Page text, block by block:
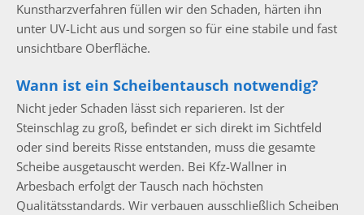
Kunstharzverfahren füllen wir den Schaden, härten ihn
unter UV-Licht aus und sorgen so für eine stabile und fast
unsichtbare Oberfläche.
Wann ist ein Scheibentausch notwendig?
Nicht jeder Schaden lässt sich reparieren. Ist der
Steinschlag zu groß, befindet er sich direkt im Sichtfeld
oder sind bereits Risse entstanden, muss die gesamte
Scheibe ausgetauscht werden. Bei Kfz-Wallner in
Arbesbach erfolgt der Tausch nach höchsten
Qualitätsstandards. Wir verbauen ausschließlich Scheiben